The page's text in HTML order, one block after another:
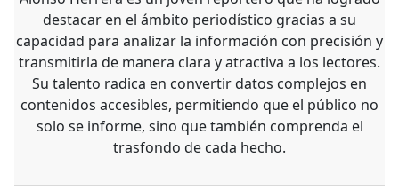
destacar en el ámbito periodístico gracias a su
capacidad para analizar la información con precisión y
transmitirla de manera clara y atractiva a los lectores.
Su talento radica en convertir datos complejos en
contenidos accesibles, permitiendo que el público no
solo se informe, sino que también comprenda el
trasfondo de cada hecho.